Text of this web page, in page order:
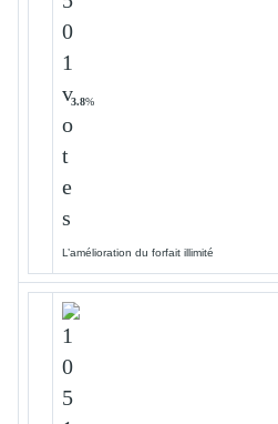
3.8%
L’amélioration du forfait illimité